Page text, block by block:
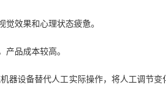
觉效果和心理状态疲惫。
产品成本较高。
器设备替代人工实际操作，将人工调节